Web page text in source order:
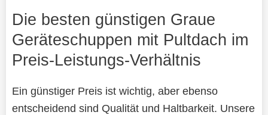
Die besten günstigen Graue
Geräteschuppen mit Pultdach im
Preis-Leistungs-Verhältnis
Ein günstiger Preis ist wichtig, aber ebenso
entscheidend sind Qualität und Haltbarkeit. Unsere